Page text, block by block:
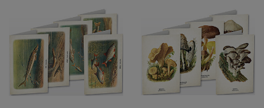
Marketing
Umfragetools
Cookies
Alle Akzeptieren